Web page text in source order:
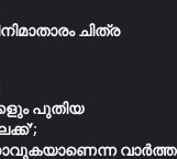
ചിത്ര
പുതിയ
വാർത്ത